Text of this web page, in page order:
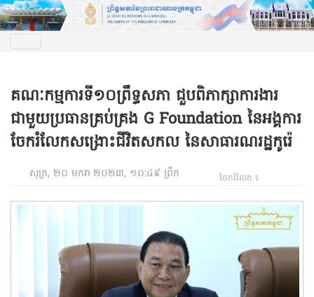
គណៈកម្មការទី១០ព្រឹទ្ធសភា ជួបពិភាក្សាការងារ
ជាមួយប្រធានគ្រប់គ្រង G Foundation នៃអង្គការ
ចែករំលែកសង្រោះជីវិតសកល នៃសាធារណរដ្ឋកូរ៉េ
សុក្រ, ២០ មករា ២០២៣, ១០:៤៩ ព្រឹក ចែករំលែក ៖